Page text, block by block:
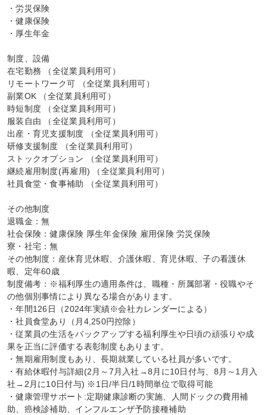
・労災保険
・健康保険
・厚生年金
制度、設備
在宅勤務 （全従業員利用可）
リモートワーク可 （全従業員利用可）
副業OK （全従業員利用可）
時短制度 （全従業員利用可）
服装自由 （全従業員利用可）
出産・育児支援制度 （全従業員利用可）
研修支援制度 （全従業員利用可）
ストックオプション （全従業員利用可）
継続雇用制度(再雇用) （全従業員利用可）
社員食堂・食事補助 （全従業員利用可）
その他制度
退職金：無
社会保険：健康保険 厚生年金保険 雇用保険 労災保険
寮・社宅：無
その他制度：産休育児休暇、介護休暇、育児休暇、子の看護休
暇、定年60歳
制度備考：※福利厚生の適用条件は、職種・所属部署・役職やそ
の他個別事情により異なる場合があります。
・年間126日（2024年実績※会社カレンダーによる）
・社員食堂あり（月4,250円控除）
・従業員の生活をバックアップする福利厚生や日頃の頑張りや成
果を正当に評価する表彰制度もあります。
・無期雇用制度もあり、長期就業している社員が多いです。
・有給休暇付与詳細(2月～7月入社→8月に10日付与、8月～1月入
社→2月に10日付与) ※1日/半日/1時間単位で取得可能
・健康管理サポート:定期健康診断の実施、人間ドックの費用補
助、癌検診補助、インフルエンザ予防接種補助